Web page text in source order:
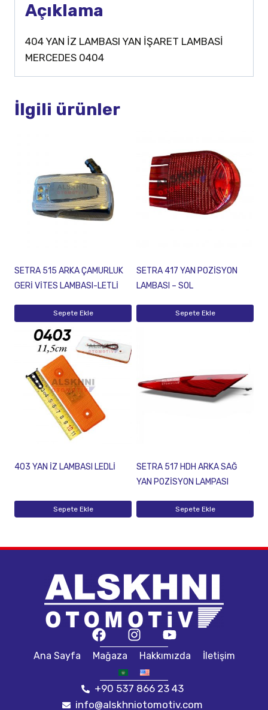
Açıklama
404 YAN İZ LAMBASI YAN İŞARET LAMBASİ
MERCEDES 0404
İlgili ürünler
SETRA 515 ARKA ÇAMURLUK
GERİ VİTES LAMBASI-LETLİ
Sepete Ekle
SETRA 417 YAN POZİSYON
LAMBASI – SOL
Sepete Ekle
403 YAN İZ LAMBASI LEDLİ
Sepete Ekle
SETRA 517 HDH ARKA SAĞ
YAN POZİSYON LAMPASI
Sepete Ekle
Ana Sayfa Mağaza Hakkımızda İletişim
+90 537 866 23 43
info@alskhniotomotiv.com